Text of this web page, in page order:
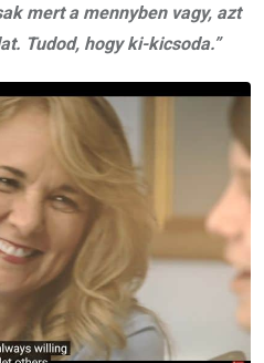
mert a mennyben vagy, azt
Tudod, hogy ki-kicsoda.”